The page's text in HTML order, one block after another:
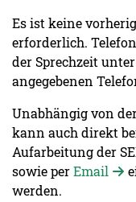
Es ist keine
erforderlich.
der Sprechzeit
angegebenen
Unabhängig von
kann auch direkt
Aufarbeitung der
sowie perEmail
werden.